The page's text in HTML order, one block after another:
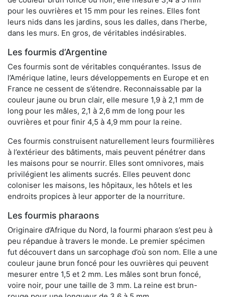
pour les ouvrières et 15 mm pour les reines. Elles font
leurs nids dans les jardins, sous les dalles, dans l’herbe,
dans les murs. En gros, de véritables indésirables.
Les fourmis d’Argentine
Ces fourmis sont de véritables conquérantes. Issus de
l’Amérique latine, leurs développements en Europe et en
France ne cessent de s’étendre. Reconnaissable par la
couleur jaune ou brun clair, elle mesure 1,9 à 2,1 mm de
long pour les mâles, 2,1 à 2,6 mm de long pour les
ouvrières et pour finir 4,5 à 4,9 mm pour la reine.
Ces fourmis construisent naturellement leurs fourmilières
à l’extérieur des bâtiments, mais peuvent pénétrer dans
les maisons pour se nourrir. Elles sont omnivores, mais
privilégient les aliments sucrés. Elles peuvent donc
coloniser les maisons, les hôpitaux, les hôtels et les
endroits propices à leur apporter de la nourriture.
Les fourmis pharaons
Originaire d’Afrique du Nord, la fourmi pharaon s’est peu à
peu répandue à travers le monde. Le premier spécimen
fut découvert dans un sarcophage d’où son nom. Elle a une
couleur jaune brun foncé pour les ouvrières qui peuvent
mesurer entre 1,5 et 2 mm. Les mâles sont brun foncé,
voire noir, pour une taille de 3 mm. La reine est brun-